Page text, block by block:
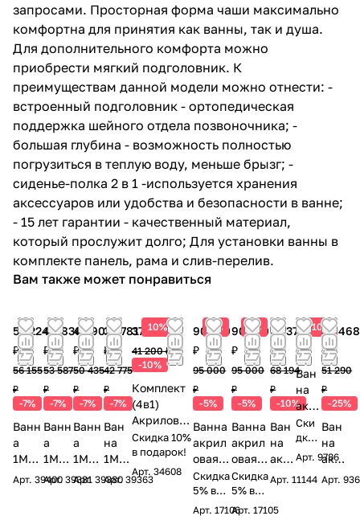
запросами. Просторная форма чаши максимально
комфортна для принятия как ванны, так и душа.
Для дополнительного комфорта можно
приобрести мягкий подголовник. К
преимуществам данной модели можно отнести: -
встроенный подголовник - ортопедическая
поддержка шейного отдела позвоночника; -
большая глубина - возможность полностью
погрузиться в теплую воду, меньше брызг; -
сиденье-полка 2 в 1 -используется хранения
аксессуаров или удобства и безопасности в ванне;
- 15 лет гарантии - качественный материал,
который прослужит долго; Для установки ванны в
комплекте панель, рама и слив-перелив.
Вам также может понравиться
52 224
₽
56 155
₽
-7%
Ванн
а
1Mar
ka
Арт. 39400
49 836
₽
53 587
₽
-7%
Ванн
а
1Mar
ka
Арт.39381
46 905
₽
50 435
₽
-7%
Ванн
а
1Mar
ka
Арт.39380
39 781
₽
42 775
₽
-7%
Ван
на
1Mar
ka
Арт.39363
10%
37 080 ₽
41 200 ₽
-10%
Комплект
(4в1)
Акриловая
ванна
TIMO
RITTA1760
1700*600*
Скидка 10%
в подарок!
Арт.34608
5%
90 250
₽
95 000
₽
-5%
Ванна
акрил
овая
Delice
Rondo
170х76
Скидка
5% в
подаро
Арт.17106
5%
90 250
₽
95 000
₽
-5%
Ванна
акрил
овая
Delice
Rondo
170х76
Скидка
5% в
подаро
Арт. 17105
61 375
₽
68 194
₽
-10%
Ван
на
акр
ило
Vaye
Арт.11144
10%
21 981
₽
Ван
на
акр
ило
вая
Alex
er
Ски
дка
10%
пода
Арт.9786
38 468
₽
51 290
₽
-25%
Ван
на
акр
ило
Арт.